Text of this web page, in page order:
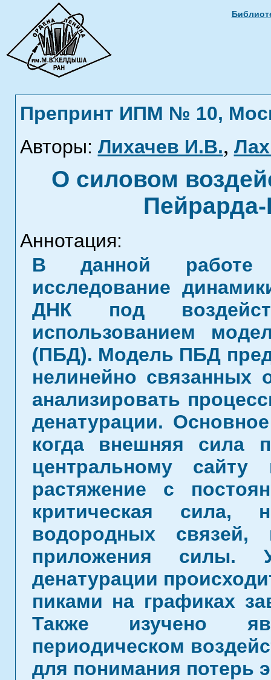
Препринт ИПМ № 10,
Авторы: Лихачев И.В.,
О силовом
Аннотация:
В данной работе
исследование
ДНК под
использованием
(ПБД). Модель ПБД
нелинейно связанных
анализировать
денатурации.
когда внешняя сила
центральному
растяжение с
критическая сила,
водородных связей,
приложения силы.
денатурации
пиками на графиках
Также изучено
периодическом
для понимания потерь